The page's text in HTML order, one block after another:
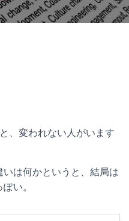
え
、変われない人がいます
は何かというと、結局は
い。